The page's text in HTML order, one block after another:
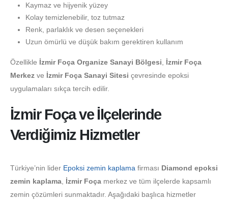
Kaymaz ve hijyenik yüzey
Kolay temizlenebilir, toz tutmaz
Renk, parlaklık ve desen seçenekleri
Uzun ömürlü ve düşük bakım gerektiren kullanım
Özellikle İzmir Foça Organize Sanayi Bölgesi
İzmir Foça
Merkez ve İzmir Foça Sanayi Sitesi çevresinde epoksi
uygulamaları sıkça tercih edilir.
İzmir Foça ve İlçelerinde
Verdiğimiz Hizmetler
Türkiye’nin lider Epoksi zemin kaplama firması Diamond epoksi
zemin kaplama, İzmir Foça merkez ve tüm ilçelerde kapsamlı
zemin çözümleri sunmaktadır. Aşağıdaki başlıca hizmetler